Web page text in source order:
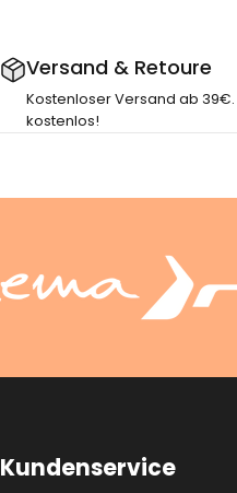
Versand & Retoure
Kostenloser Versand ab
kostenlos!
Kundenservice